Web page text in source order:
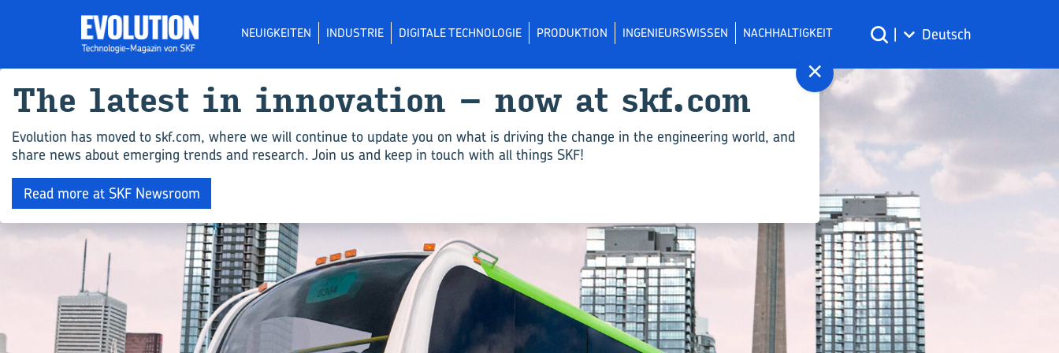
NEUIGKEITEN INDUSTRIE DIGITALE TECHNOLOGIE PRODUKTION INGENIEURSWISSEN NACHHALTIGKEIT | Deutsch
×
The la­test in in­no­va­ti­on – now at skf.com
Evolution has moved to skf.com, where we will continue to update you on what is driving the change in the engineering world, and
share news about emerging trends and research. Join us and keep in touch with all things SKF!
Read more at SKF Newsroom